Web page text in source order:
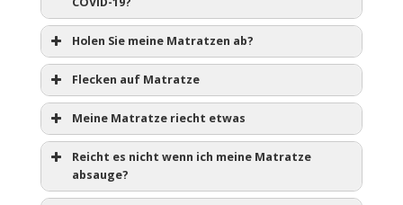
Holen Sie meine Matratzen ab?
Flecken auf Matratze
Meine Matratze riecht etwas
Reicht es nicht wenn ich meine Matratze
absauge?